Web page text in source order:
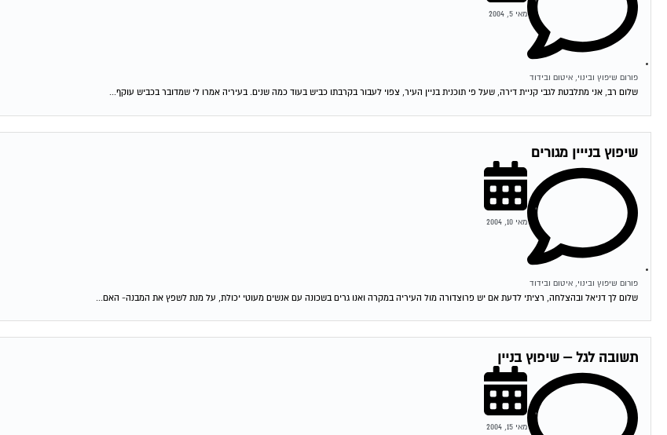
פורום שיפוץ ובינוי, איטום ובידוד
מאי 5, 2004
שלום רב, אני מתלבטת לגבי קניית דירה, שעל פי תוכנית בניין העיר, צפוי לעבור בקרבתו כביש בעוד כמה שנים. בעיריה אמרו לי שמדובר בכביש עוקף...
שיפוץ בנייין מגורים
פורום שיפוץ ובינוי, איטום ובידוד
מאי 10, 2004
שלום לך דניאל ובהצלחה, רציתי לדעת אם יש פרוצדורה מול העיריה במקרה ואנו גרים בשכונה עם אנשים מעוטי יכולת, על מנת לשפץ את המבנה- האם...
תשובה לגל – שיפוץ בניין
מאי 15, 2004